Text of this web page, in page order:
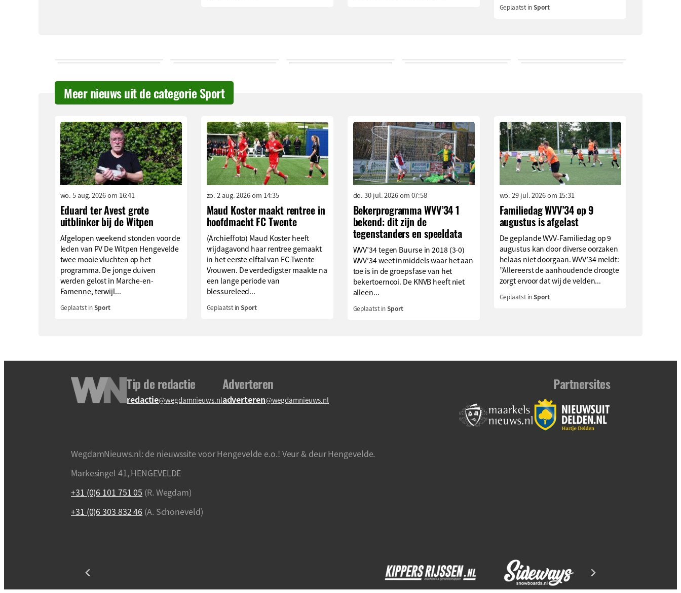
Geplaatst inSport
Meer nieuws uit de categorie Sport
wo. 5 aug. 2026 om 16:41
Eduard ter Avest grote
uitblinker bij de Witpen
Afgelopen weekend stonden voor de
leden van PV De Witpen Hengevelde
twee mooie vluchten op het
programma. De jonge duiven
werden gelost in Marche-en-
Famenne, terwijl...
Geplaatst inSport
zo. 2 aug. 2026 om 14:35
Maud Koster maakt rentree in
hoofdmacht FC Twente
(Archieffoto) Maud Koster heeft
vrijdagavond haar rentree gemaakt
in het eerste elftal van FC Twente
Vrouwen. De verdedigster maakte na
een lange periode van
blessureleed...
Geplaatst inSport
do. 30 jul. 2026 om 07:58
Bekerprogramma WVV’34 1
bekend: dit zijn de
tegenstanders en speeldata
WVV’34 tegen Buurse in 2018 (3-0)
WVV’34 weet inmiddels waar het aan
toe is in de groepsfase van het
bekertoernooi. De KNVB heeft niet
alleen...
Geplaatst inSport
wo. 29 jul. 2026 om 15:31
Familiedag WVV’34 op 9
augustus is afgelast
De geplande WVV-Familiedag op 9
augustus kan door diverse oorzaken
helaas niet doorgaan. WVV’34 meldt:
”Allereerst de aanhoudende droogte
zorgt ervoor dat wij de velden...
Geplaatst inSport
Tip de redactie
redactie@wegdamnieuws.nl
Adverteren
adverteren@wegdamnieuws.nl
Partnersites
WegdamNieuws.nl: de nieuwssite voor Hengevelde e.o.! Veur & deur Hengevelde.
Markesingel 41, HENGEVELDE
+31 (0)6 101 751 05 (R. Wegdam)
+31 (0)6 303 832 46 (A. Schoneveld)